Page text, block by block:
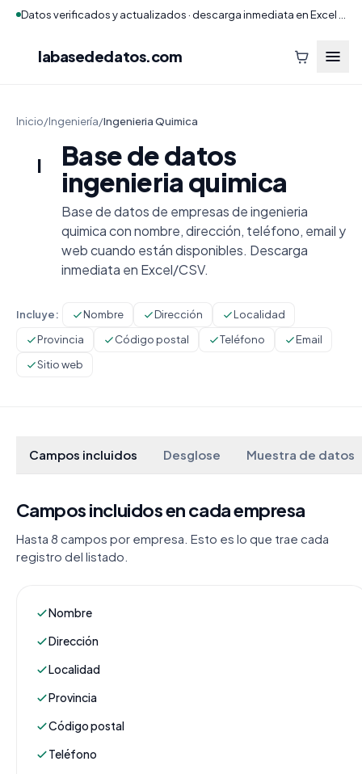
labasededatos.com
Inicio/Ingeniería/Ingenieria Quimica
I
Base de datos
ingenieria quimica
Base de datos de empresas de ingenieria
quimica con nombre, dirección, teléfono, email y
web cuando están disponibles. Descarga
inmediata en Excel/CSV.
Incluye: Nombre Dirección
Localidad
Provincia
Código postal Teléfono
Email
Sitio web
Campos incluidos Desglose Muestra de datos
Campos incluidos en cada empresa
Hasta 8 campos por empresa. Esto es lo que trae cada
registro del listado.
Nombre
Dirección
Localidad
Provincia
Código postal
Teléfono